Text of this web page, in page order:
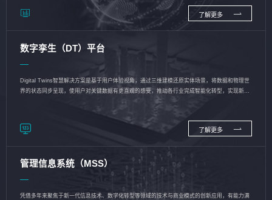
了解更多
数字孪生（DT）平台
Digital Twins智慧解决方案是基于用户体验视角，通过三维建模还原实体场景，将数据和物理世
界的状态同步呈现，使用户对关键数据有更直观的感受，推动各行业完成智能化转型，实现新旧
了解更多
管理信息系统（MSS）
凭借多年来聚焦于新一代信息技术、数字化转型等领域的技术与商业模式的创新应用，有能力满